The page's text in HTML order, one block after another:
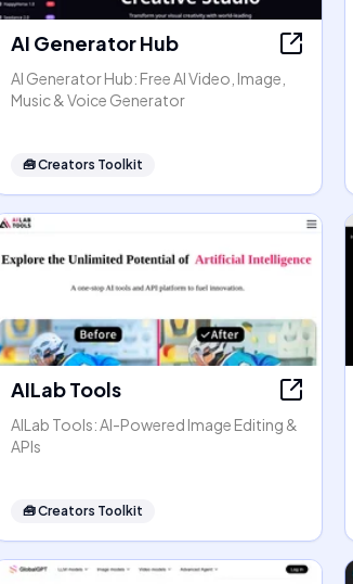
AI Generator Hub
AI Generator Hub: Free AI Video, Image,
Music & Voice Generator
🧰Creators Toolkit
AILab Tools
AILab Tools: AI-Powered Image Editing &
APIs
🧰Creators Toolkit